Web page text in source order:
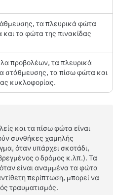
τα πλευρικά φώτα
τα φώτα της πινακίδας
προβολέων, τα πλευρικά
στάθμευσης, τα πίσω φώτα και
κυκλοφορίας.
και τα πίσω φώτα είναι
συνθήκες χαμηλής
όταν υπάρχει σκοτάδι,
βρεγμένος ο δρόμος κ.λπ.). Τα
είναι αναμμένα τα φώτα
περίπτωση, μπορεί να
τραυματισμός.